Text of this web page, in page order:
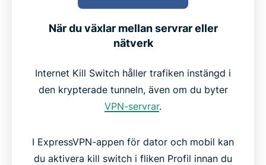
När du växlar mellan servrar eller
nätverk
Internet Kill Switch håller trafiken instängd i
den krypterade tunneln, även om du byter
VPN-servrar.
I ExpressVPN-appen för dator och mobil kan
du aktivera kill switch i fliken Profil innan du